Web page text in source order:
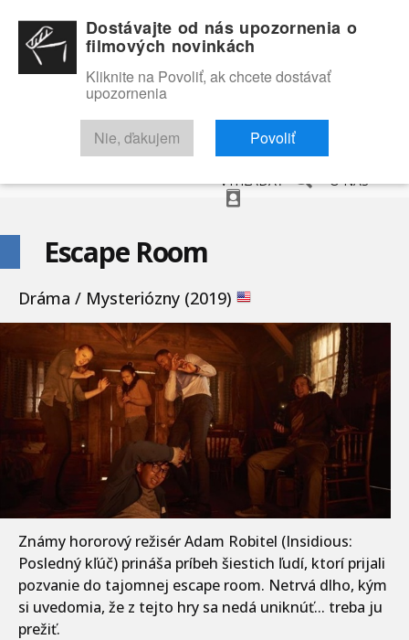
RECENZIE TRAILERY FILMOVÁ DATABÁZA
VYHĽADAŤ O NÁS
Escape Room
Dráma / Mysteriózny (2019)
Známy hororový režisér Adam Robitel (Insidious:
Posledný kľúč) prináša príbeh šiestich ľudí, ktorí prijali
pozvanie do tajomnej escape room. Netrvá dlho, kým
si uvedomia, že z tejto hry sa nedá uniknúť... treba ju
prežiť.
Dostávajte od nás upozornenia o
filmových novinkách
Kliknite na Povoliť, ak chcete dostávať
upozornenia
Nie, ďakujem Povoliť